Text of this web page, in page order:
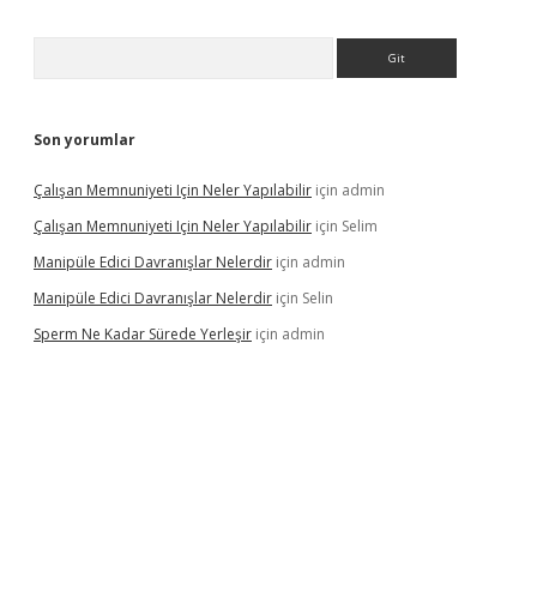
Son yorumlar
Çalışan Memnuniyeti Için Neler Yapılabilir için admin
Çalışan Memnuniyeti Için Neler Yapılabilir için Selim
Manipüle Edici Davranışlar Nelerdir için admin
Manipüle Edici Davranışlar Nelerdir için Selin
Sperm Ne Kadar Sürede Yerleşir için admin